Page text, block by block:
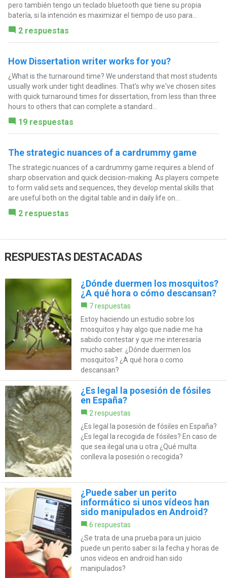
pero también tengo un teclado bluetooth que tiene su propia
batería, si la intención es maximizar el tiempo de uso para...
2 respuestas
How Dissertation writer works for you?
¿What is the turnaround time? We understand that most students
usually work under tight deadlines. That's why we've chosen sites
with quick turnaround times for dissertation, from less than three
hours to others that can complete a standard...
19 respuestas
The strategic nuances of a cardrummy game
The strategic nuances of a cardrummy game requires a blend of
sharp observation and quick decision-making. As players compete
to form valid sets and sequences, they develop mental skills that
are useful both on the digital table and in daily life on...
2 respuestas
RESPUESTAS DESTACADAS
¿Dónde duermen los mosquitos?
¿A qué hora o cómo descansan?
7 respuestas
Estoy haciendo un estudio sobre los
mosquitos y hay algo que nadie me ha
sabido contestar y que me interesaría
mucho saber. ¿Dónde duermen los
mosquitos? ¿A qué hora o como
descansan?
¿Es legal la posesión de fósiles
en España?
2 respuestas
¿Es legal la posesión de fósiles en España?
¿Es legal la recogida de fósiles? En caso de
que sea ilegal una u otra ¿Qué multa
conlleva la posesión o recogida?
¿Puede saber un perito
informático si unos vídeos han
sido manipulados en Android?
6 respuestas
¿Se trata de una prueba para un juicio
puede un perito saber si la fecha y horas de
unos videos en android han sido
manipulados?